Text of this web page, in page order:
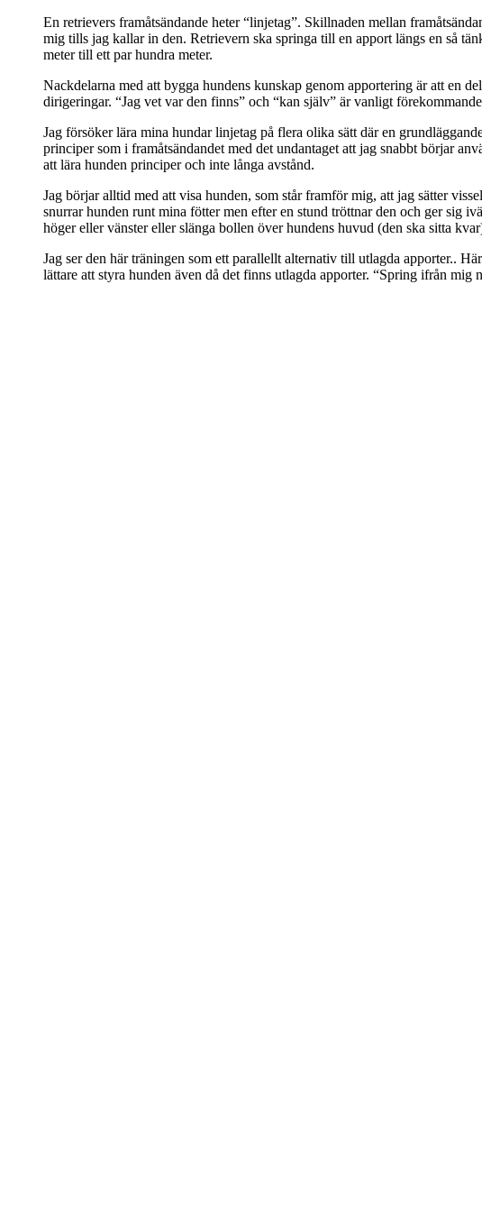
En retrievers framåtsändande heter “linjetag”. Skillnaden mellan
mig tills jag kallar in den. Retrievern ska springa till en apport längs en så
meter till ett par hundra meter.
Nackdelarna med att bygga hundens kunskap genom apportering är att en
dirigeringar. “Jag vet var den finns” och “kan själv” är vanligt
Jag försöker lära mina hundar linjetag på flera olika sätt där en
principer som i framåtsändandet med det undantaget att jag snabbt börjar
att lära hunden principer och inte långa avstånd.
Jag börjar alltid med att visa hunden, som står framför mig, att jag sätter
snurrar hunden runt mina fötter men efter en stund tröttnar den och ger sig
höger eller vänster eller slänga bollen över hundens huvud (den ska sitta
Jag ser den här träningen som ett parallellt alternativ till utlagda apporter..
lättare att styra hunden även då det finns utlagda apporter. “Spring ifrån